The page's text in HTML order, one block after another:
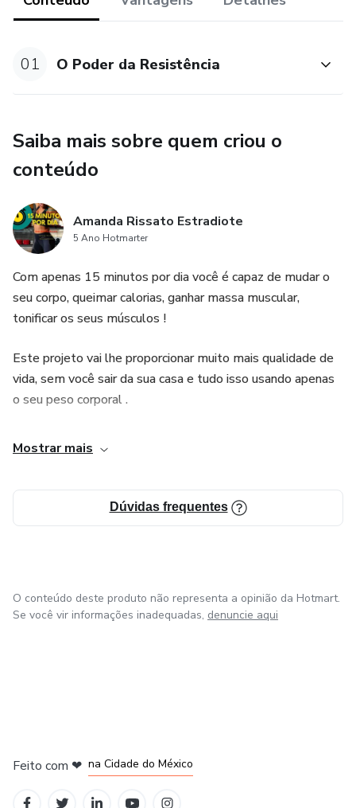
01 O Poder da Resistência
Saiba mais sobre quem criou o
conteúdo
Amanda Rissato Estradiote
5 Ano Hotmarter
Com apenas 15 minutos por dia você é capaz de mudar o
seu corpo, queimar calorias, ganhar massa muscular,
tonificar os seus músculos !
Este projeto vai lhe proporcionar muito mais qualidade de
vida, sem você sair da sua casa e tudo isso usando apenas
o seu peso corporal .
Mostrar mais
Dúvidas frequentes
O conteúdo deste produto não representa a opinião da Hotmart.
Se você vir informações inadequadas, denuncie aqui
Feito com ❤ na Cidade do México